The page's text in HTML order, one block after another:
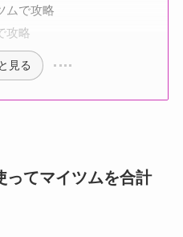
ムで攻略
攻略
見る
ってマイツムを合計